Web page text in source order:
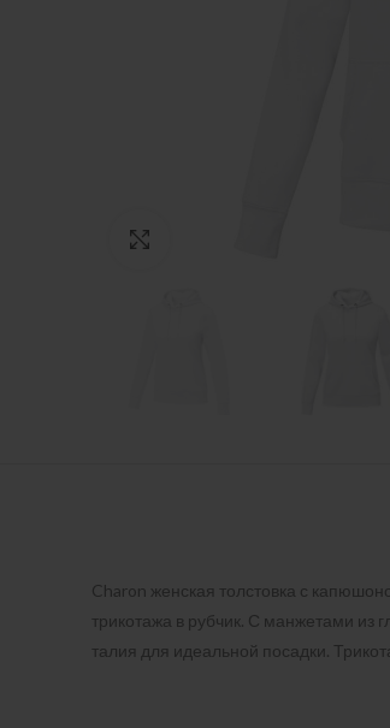
Charon женская толстовка с
трикотажа в рубчик. С манжетами из
талия для идеальной посадки.